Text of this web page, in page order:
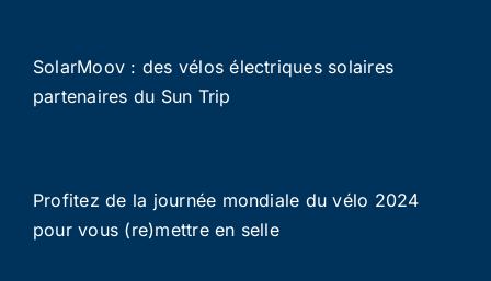
SolarMoov : des vélos électriques solaires
partenaires du Sun Trip
Profitez de la journée mondiale du vélo 2024
pour vous (re)mettre en selle